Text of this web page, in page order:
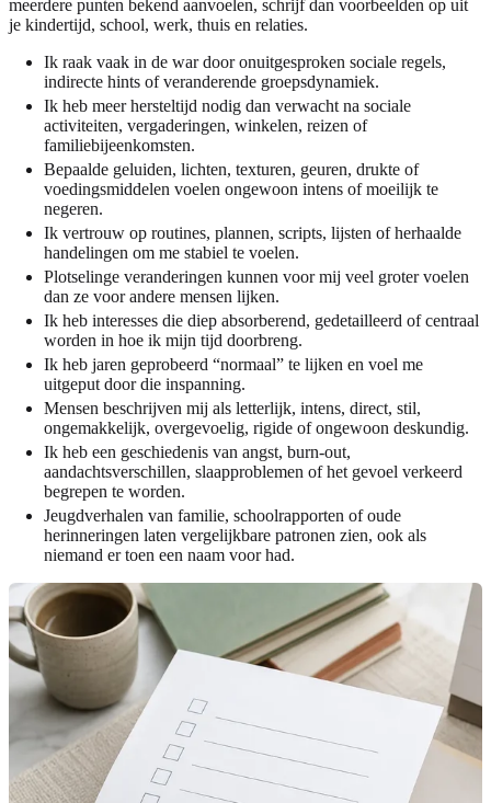
meerdere punten bekend aanvoelen, schrijf dan voorbeelden op uit
je kindertijd, school, werk, thuis en relaties.
Ik raak vaak in de war door onuitgesproken sociale regels,
indirecte hints of veranderende groepsdynamiek.
Ik heb meer hersteltijd nodig dan verwacht na sociale
activiteiten, vergaderingen, winkelen, reizen of
familiebijeenkomsten.
Bepaalde geluiden, lichten, texturen, geuren, drukte of
voedingsmiddelen voelen ongewoon intens of moeilijk te
negeren.
Ik vertrouw op routines, plannen, scripts, lijsten of herhaalde
handelingen om me stabiel te voelen.
Plotselinge veranderingen kunnen voor mij veel groter voelen
dan ze voor andere mensen lijken.
Ik heb interesses die diep absorberend, gedetailleerd of centraal
worden in hoe ik mijn tijd doorbreng.
Ik heb jaren geprobeerd “normaal” te lijken en voel me
uitgeput door die inspanning.
Mensen beschrijven mij als letterlijk, intens, direct, stil,
ongemakkelijk, overgevoelig, rigide of ongewoon deskundig.
Ik heb een geschiedenis van angst, burn-out,
aandachtsverschillen, slaapproblemen of het gevoel verkeerd
begrepen te worden.
Jeugdverhalen van familie, schoolrapporten of oude
herinneringen laten vergelijkbare patronen zien, ook als
niemand er toen een naam voor had.